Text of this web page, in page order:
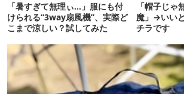
「暑すぎて無理ぃ…」服にも付
けられる“3way扇風機”、実際ど
こまで涼しい？試してみた
「帽子じゃ
魔」→いい
チラです